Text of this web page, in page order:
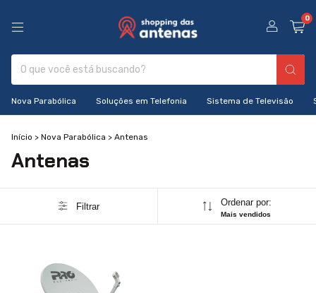
0
Nova Parabólica Soluções em Telefonia Sistema de Televisão
Início > Nova Parabólica > Antenas
Antenas
Filtrar Ordenar por:
Mais vendidos